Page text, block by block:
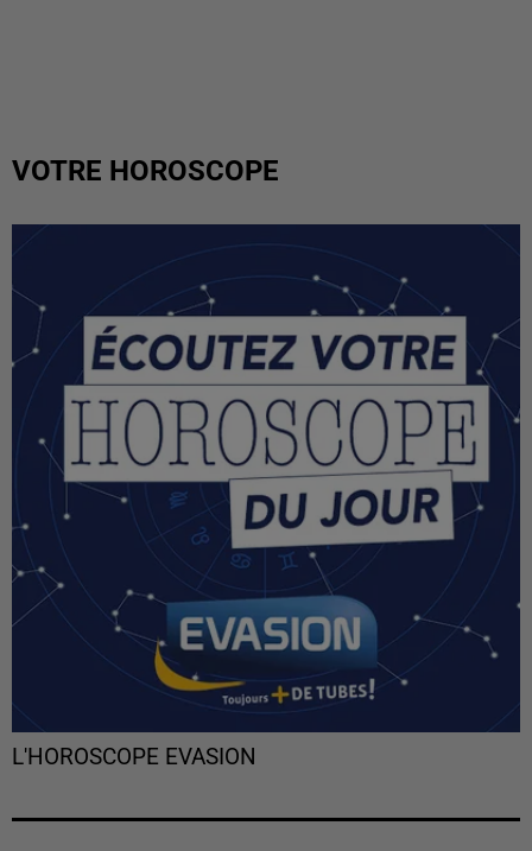
VOTRE HOROSCOPE
L'HOROSCOPE EVASION